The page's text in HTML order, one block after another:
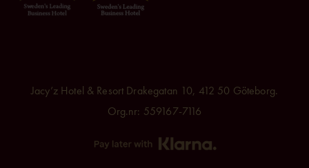
Jacy’z Hotel & Resort Drakegatan 10, 412 50 Göteborg.
Org.nr: 559167-7116